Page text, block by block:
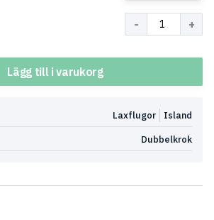
Lägg till i varukorg
Island
Laxflugor
Dubbelkrok